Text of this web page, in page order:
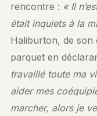
rencontre : « Il
était inquiets à la
Haliburton, de son
parquet en
travaillé toute ma
aider mes
marcher, alors je